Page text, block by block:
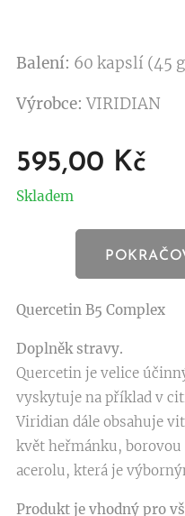
Balení: 60 kapslí (45
Výrobce: VIRIDIAN
595,00 Kč
Skladem
Quercetin B5 Complex
Doplněk stravy.
Quercetin je velice
vyskytuje na příklad v
Viridian dále obsahuje
květ heřmánku,
acerolu, která je
Produkt je vhodný pro